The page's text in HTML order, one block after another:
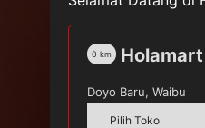
0 km
Doyo Baru, Waibu
Pilih Toko